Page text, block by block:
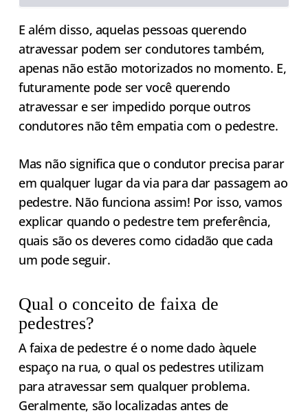
E além disso, aquelas pessoas querendo
atravessar podem ser condutores também,
apenas não estão motorizados no momento. E,
futuramente pode ser você querendo
atravessar e ser impedido porque outros
condutores não têm empatia com o pedestre.
Mas não significa que o condutor precisa parar
em qualquer lugar da via para dar passagem ao
pedestre. Não funciona assim! Por isso, vamos
explicar quando o pedestre tem preferência,
quais são os deveres como cidadão que cada
um pode seguir.
Qual o conceito de faixa de
pedestres?
A faixa de pedestre é o nome dado àquele
espaço na rua, o qual os pedestres utilizam
para atravessar sem qualquer problema.
Geralmente, são localizadas antes de